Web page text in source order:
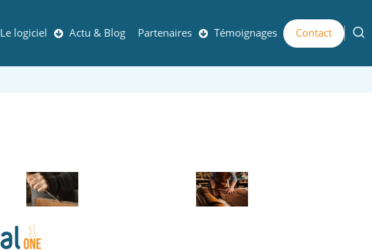
Le logiciel Actu & Blog Partenaires Témoignages Contact